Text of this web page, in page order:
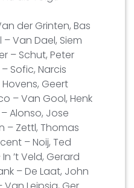
der Grinten, Bas
– Van Dael, Siem
– Schut, Peter
Sofic, Narcis
Hovens, Geert
– Van Gool, Henk
Alonso, Jose
– Zettl, Thomas
– Noij, Ted
In ’t Veld, Gerard
– De Laat, John